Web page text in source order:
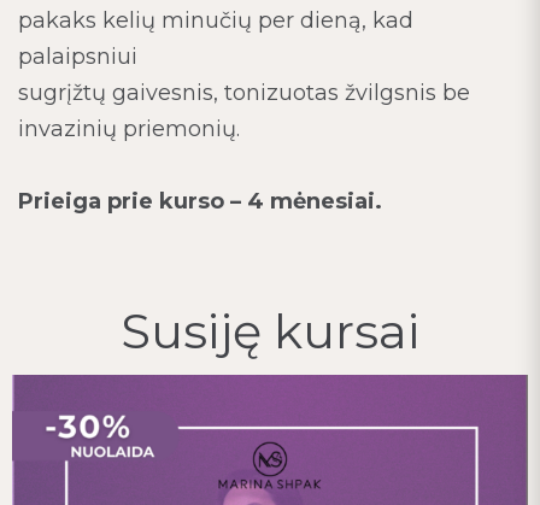
pakaks kelių minučių per dieną, kad
palaipsniui
sugrįžtų gaivesnis, tonizuotas žvilgsnis be
invazinių priemonių.
Prieiga prie kurso – 4 mėnesiai.
Susiję kursai